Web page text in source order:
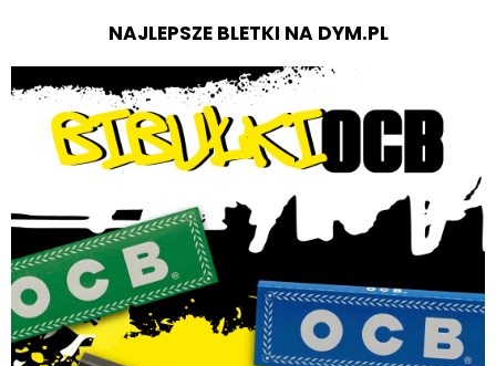
NAJLEPSZE BLETKI NA DYM.PL